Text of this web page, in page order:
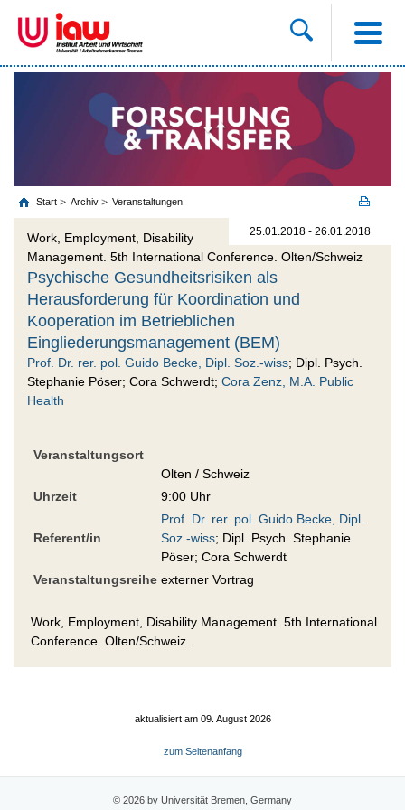
Start Archiv Veranstaltungen
25.01.2018 - 26.01.2018
Work, Employment, Disability
Management. 5th International Conference. Olten/Schweiz
Psychische Gesundheitsrisiken als
Herausforderung für Koordination und
Kooperation im Betrieblichen
Eingliederungsmanagement (BEM)
Prof. Dr. rer. pol. Guido Becke, Dipl. Soz.-wiss; Dipl. Psych.
Stephanie Pöser; Cora Schwerdt; Cora Zenz, M.A. Public
Health
Veranstaltungsort
Olten / Schweiz
Uhrzeit
9:00 Uhr
Referent/in
Prof. Dr. rer. pol. Guido Becke, Dipl.
Soz.-wiss; Dipl. Psych. Stephanie
Pöser; Cora Schwerdt
Veranstaltungsreihe externer Vortrag
Work, Employment, Disability Management. 5th International
Conference. Olten/Schweiz.
aktualisiert am 09. August 2026
zum Seitenanfang
© 2026 by Universität Bremen, Germany